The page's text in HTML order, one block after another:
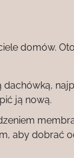
domów.
dachówką,
ją nową.
aby dobrać